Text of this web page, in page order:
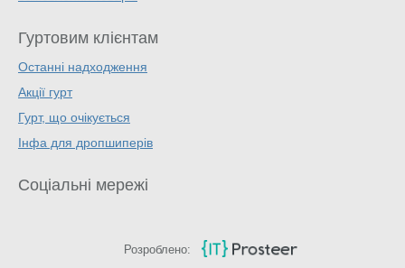
Гуртовим клієнтам
Останні надходження
Акції гурт
Гурт, що очікується
Інфа для дропшиперів
Соціальні мережі
Розроблено: